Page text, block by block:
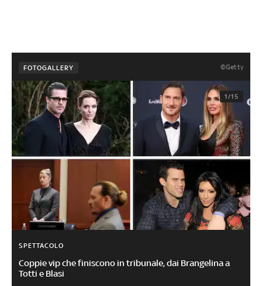
FOTOGALLERY ©Getty
1/15
SPETTACOLO
Coppie vip che finiscono in tribunale, dai Brangelina a
Totti e Blasi